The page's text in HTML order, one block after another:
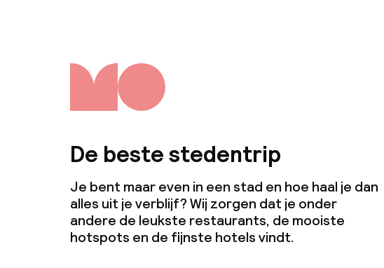
De beste stedentrip
Je bent maar even in een stad en hoe haal je dan
alles uit je verblijf? Wij zorgen dat je onder
andere de leukste restaurants, de mooiste
hotspots en de fijnste hotels vindt.